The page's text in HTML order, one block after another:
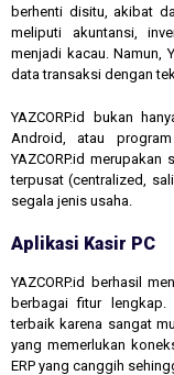
berhenti disitu, akibat
meliputi akuntansi,
menjadi kacau. Namun,
data transaksi dengan
YAZCORP.id bukan
Android, atau
YAZCORP.id
terpusat (centralized,
segala jenis usaha.
Aplikasi Kasir PC
YAZCORP.id berhasil
berbagai fitur
terbaik karena sangat
yang memerlukan
ERP yang canggih